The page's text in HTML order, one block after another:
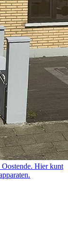
Hier kunt